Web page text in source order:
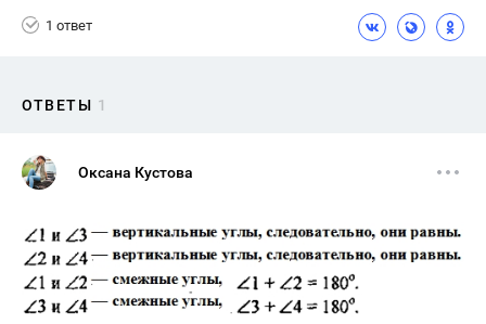
1 ответ
ОТВЕТЫ 1
Оксана Кустова